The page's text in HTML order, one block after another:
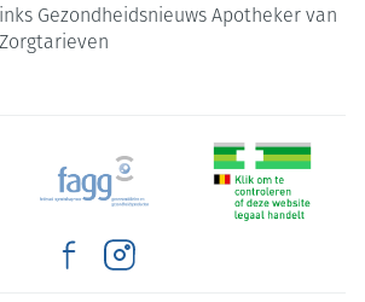
Gezondheidsnieuws Apotheker van
Zorgtarieven